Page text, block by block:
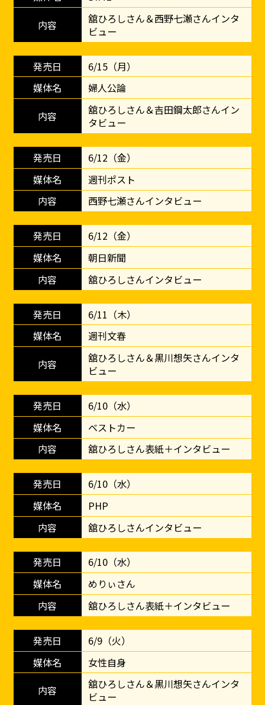
舘ひろしさん＆西野七瀬さんインタ
ビュー
6/15（月）
婦人公論
舘ひろしさん＆吉田鋼太郎さんイン
タビュー
6/12（金）
週刊ポスト
西野七瀬さんインタビュー
6/12（金）
朝日新聞
舘ひろしさんインタビュー
6/11（木）
週刊文春
舘ひろしさん＆黒川想矢さんインタ
ビュー
6/10（水）
ベストカー
舘ひろしさん表紙＋インタビュー
6/10（水）
PHP
舘ひろしさんインタビュー
6/10（水）
めりぃさん
舘ひろしさん表紙＋インタビュー
6/9（火）
女性自身
舘ひろしさん＆黒川想矢さんインタ
ビュー